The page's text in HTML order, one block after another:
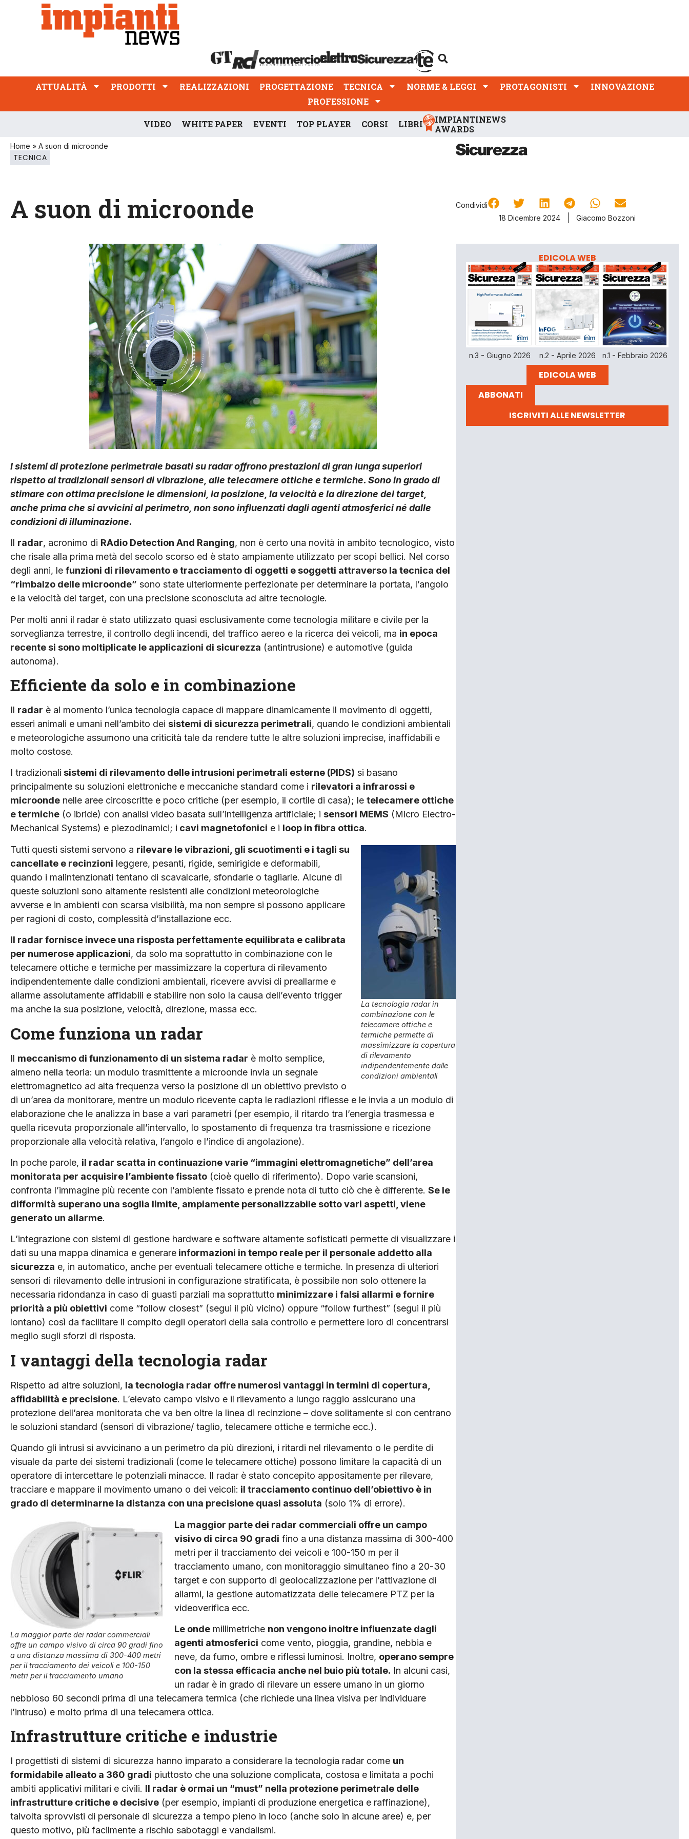
ATTUALITÀ PRODOTTI REALIZZAZIONI
PROFESSIONE
ATTUALITÀ PRODOTTI REALIZZAZIONI PROGETTAZIONE TECNICA NORME & LEGGI PROTAGONISTI
INNOVAZIONE
PROFESSIONE
VIDEO WHITE PAPER EVENTI TOP PLAYER CORSI LIBRI
IMPIANTINEWS
AWARDS
Home » A suon di microonde
TECNICA
A suon di microonde
Condividi
18 Dicembre 2024
Giacomo Bozzoni
I sistemi di protezione perimetrale basati su radar offrono prestazioni di gran lunga superiori
rispetto ai tradizionali sensori di vibrazione, alle telecamere ottiche e termiche. Sono in grado di
stimare con ottima precisione le dimensioni, la posizione, la velocità e la direzione del target,
anche prima che si avvicini al perimetro, non sono influenzati dagli agenti atmosferici né dalle
condizioni di illuminazione.
Il radar, acronimo di RAdio Detection And Ranging, non è certo una novità in ambito tecnologico, visto
che risale alla prima metà del secolo scorso ed è stato ampiamente utilizzato per scopi bellici. Nel corso
degli anni, le funzioni di rilevamento e tracciamento di oggetti e soggetti attraverso la tecnica del
“rimbalzo delle microonde” sono state ulteriormente perfezionate per determinare la portata, l’angolo
e la velocità del target, con una precisione sconosciuta ad altre tecnologie.
Per molti anni il radar è stato utilizzato quasi esclusivamente come tecnologia militare e civile per la
sorveglianza terrestre, il controllo degli incendi, del traffico aereo e la ricerca dei veicoli, ma in epoca
recente si sono moltiplicate le applicazioni di sicurezza (antintrusione) e automotive (guida
autonoma).
Efficiente da solo e in combinazione
Il radar è al momento l’unica tecnologia capace di mappare dinamicamente il movimento di oggetti,
esseri animali e umani nell’ambito dei sistemi di sicurezza perimetrali, quando le condizioni ambientali
e meteorologiche assumono una criticità tale da rendere tutte le altre soluzioni imprecise, inaffidabili e
molto costose.
I tradizionali sistemi di rilevamento delle intrusioni perimetrali esterne (PIDS) si basano
principalmente su soluzioni elettroniche e meccaniche standard come i rilevatori a infrarossi e
microonde nelle aree circoscritte e poco critiche (per esempio, il cortile di casa); le telecamere ottiche
e termiche (o ibride) con analisi video basata sull’intelligenza artificiale; i sensori MEMS (Micro Electro-
Mechanical Systems) e piezodinamici; i cavi magnetofonici e i loop in fibra ottica.
La tecnologia radar in
combinazione con le
telecamere ottiche e
termiche permette di
massimizzare la copertura
di rilevamento
indipendentemente dalle
condizioni ambientali
Tutti questi sistemi servono a rilevare le vibrazioni, gli scuotimenti e i tagli su
cancellate e recinzioni leggere, pesanti, rigide, semirigide e deformabili,
quando i malintenzionati tentano di scavalcarle, sfondarle o tagliarle. Alcune di
queste soluzioni sono altamente resistenti alle condizioni meteorologiche
avverse e in ambienti con scarsa visibilità, ma non sempre si possono applicare
per ragioni di costo, complessità d’installazione ecc.
Il radar fornisce invece una risposta perfettamente equilibrata e calibrata
per numerose applicazioni, da solo ma soprattutto in combinazione con le
telecamere ottiche e termiche per massimizzare la copertura di rilevamento
indipendentemente dalle condizioni ambientali, ricevere avvisi di preallarme e
allarme assolutamente affidabili e stabilire non solo la causa dell’evento trigger
ma anche la sua posizione, velocità, direzione, massa ecc.
Come funziona un radar
Il meccanismo di funzionamento di un sistema radar è molto semplice,
almeno nella teoria: un modulo trasmittente a microonde invia un segnale
elettromagnetico ad alta frequenza verso la posizione di un obiettivo previsto o
di un’area da monitorare, mentre un modulo ricevente capta le radiazioni riflesse e le invia a un modulo di
elaborazione che le analizza in base a vari parametri (per esempio, il ritardo tra l’energia trasmessa e
quella ricevuta proporzionale all’intervallo, lo spostamento di frequenza tra trasmissione e ricezione
proporzionale alla velocità relativa, l’angolo e l’indice di angolazione).
In poche parole, il radar scatta in continuazione varie “immagini elettromagnetiche” dell’area
monitorata per acquisire l’ambiente fissato (cioè quello di riferimento). Dopo varie scansioni,
confronta l’immagine più recente con l’ambiente fissato e prende nota di tutto ciò che è differente. Se le
difformità superano una soglia limite, ampiamente personalizzabile sotto vari aspetti, viene
generato un allarme.
L’integrazione con sistemi di gestione hardware e software altamente sofisticati permette di visualizzare i
dati su una mappa dinamica e generare informazioni in tempo reale per il personale addetto alla
sicurezza e, in automatico, anche per eventuali telecamere ottiche e termiche. In presenza di ulteriori
sensori di rilevamento delle intrusioni in configurazione stratificata, è possibile non solo ottenere la
necessaria ridondanza in caso di guasti parziali ma soprattutto minimizzare i falsi allarmi e fornire
priorità a più obiettivi come “follow closest” (segui il più vicino) oppure “follow furthest” (segui il più
lontano) così da facilitare il compito degli operatori della sala controllo e permettere loro di concentrarsi
meglio sugli sforzi di risposta.
I vantaggi della tecnologia radar
Rispetto ad altre soluzioni, la tecnologia radar offre numerosi vantaggi in termini di copertura,
affidabilità e precisione. L’elevato campo visivo e il rilevamento a lungo raggio assicurano una
protezione dell’area monitorata che va ben oltre la linea di recinzione – dove solitamente si con centrano
le soluzioni standard (sensori di vibrazione/ taglio, telecamere ottiche e termiche ecc.).
Quando gli intrusi si avvicinano a un perimetro da più direzioni, i ritardi nel rilevamento o le perdite di
visuale da parte dei sistemi tradizionali (come le telecamere ottiche) possono limitare la capacità di un
operatore di intercettare le potenziali minacce. Il radar è stato concepito appositamente per rilevare,
tracciare e mappare il movimento umano o dei veicoli: il tracciamento continuo dell’obiettivo è in
grado di determinarne la distanza con una precisione quasi assoluta (solo 1% di errore).
La maggior parte dei radar commerciali
offre un campo visivo di circa 90 gradi fino
a una distanza massima di 300-400 metri
per il tracciamento dei veicoli e 100-150
metri per il tracciamento umano
La maggior parte dei radar commerciali offre un campo
visivo di circa 90 gradi fino a una distanza massima di 300-400
metri per il tracciamento dei veicoli e 100-150 m per il
tracciamento umano, con monitoraggio simultaneo fino a 20-30
target e con supporto di geolocalizzazione per l’attivazione di
allarmi, la gestione automatizzata delle telecamere PTZ per la
videoverifica ecc.
Le onde millimetriche non vengono inoltre influenzate dagli
agenti atmosferici come vento, pioggia, grandine, nebbia e
neve, da fumo, ombre e riflessi luminosi. Inoltre, operano sempre
con la stessa efficacia anche nel buio più totale. In alcuni casi,
un radar è in grado di rilevare un essere umano in un giorno
nebbioso 60 secondi prima di una telecamera termica (che richiede una linea visiva per individuare
l’intruso) e molto prima di una telecamera ottica.
Infrastrutture critiche e industrie
I progettisti di sistemi di sicurezza hanno imparato a considerare la tecnologia radar come un
formidabile alleato a 360 gradi piuttosto che una soluzione complicata, costosa e limitata a pochi
ambiti applicativi militari e civili. Il radar è ormai un “must” nella protezione perimetrale delle
infrastrutture critiche e decisive (per esempio, impianti di produzione energetica e raffinazione),
talvolta sprovvisti di personale di sicurezza a tempo pieno in loco (anche solo in alcune aree) e, per
questo motivo, più facilmente a rischio sabotaggi e vandalismi.
EDICOLA WEB
n.3 - Giugno 2026 n.2 - Aprile 2026 n.1 - Febbraio 2026
EDICOLA WEB
ABBONATI
ISCRIVITI ALLE NEWSLETTER